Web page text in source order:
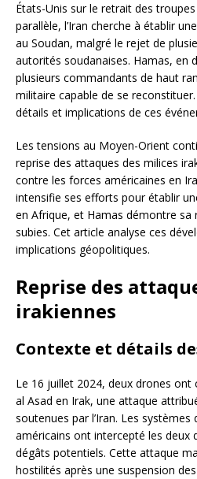
États-Unis sur le retrait des
parallèle, l’Iran cherche à établir
au Soudan, malgré le rejet de
autorités soudanaises. Hamas, en
plusieurs commandants de haut
militaire capable de se
détails et implications de ces
Les tensions au Moyen-Orient
reprise des attaques des milices
contre les forces américaines en
intensifie ses efforts pour établir
en Afrique, et Hamas démontre sa
subies. Cet article analyse ces
implications géopolitiques.
Reprise des
irakiennes
Contexte et détails
Le 16 juillet 2024, deux drones ont
al Asad en Irak, une attaque
soutenues par l’Iran. Les systèmes
américains ont intercepté les deux
dégâts potentiels. Cette attaque
hostilités après une suspension